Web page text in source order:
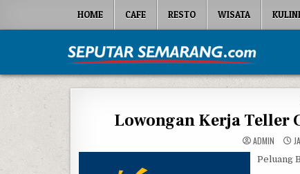
HOME CAFE RESTO WISATA
Seputar Semarang
Lowongan Kerja Teller
ADMIN
Peluang